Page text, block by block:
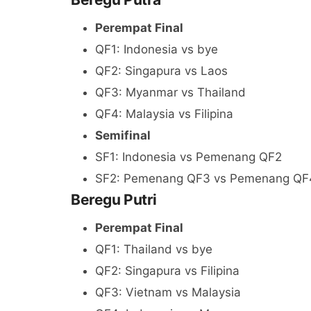
Perempat Final
QF1: Indonesia vs bye
QF2: Singapura vs Laos
QF3: Myanmar vs Thailand
QF4: Malaysia vs Filipina
Semifinal
SF1: Indonesia vs Pemenang QF2
SF2: Pemenang QF3 vs Pemenang
Beregu Putri
Perempat Final
QF1: Thailand vs bye
QF2: Singapura vs Filipina
QF3: Vietnam vs Malaysia